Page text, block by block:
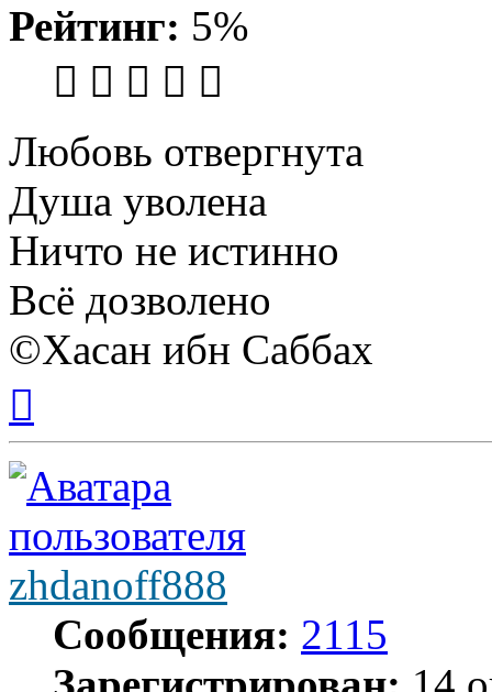
Рейтинг: 5%
Любовь отвергнута
Душа уволена
Ничто не истинно
Всё дозволено
©Хасан ибн Саббах
началу
zhdanoff888
Сообщения: 2115